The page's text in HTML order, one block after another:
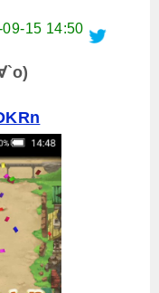
15 14:50